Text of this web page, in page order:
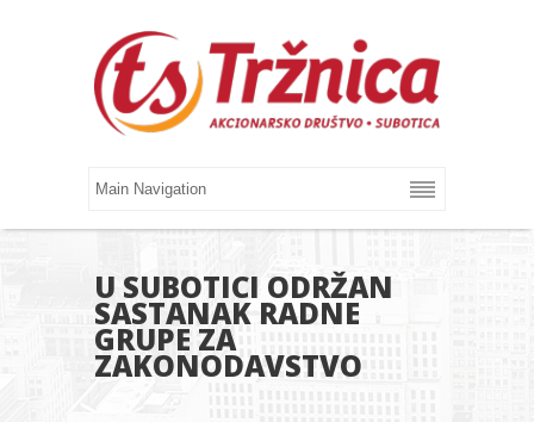
U SUBOTICI ODRŽAN
SASTANAK RADNE
GRUPE ZA
ZAKONODAVSTVO